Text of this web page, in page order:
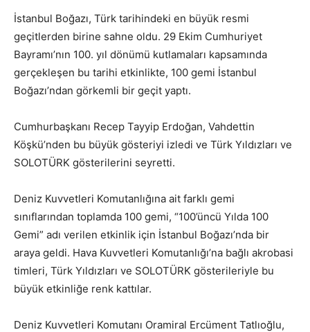
İstanbul Boğazı, Türk tarihindeki en büyük resmi
geçitlerden birine sahne oldu. 29 Ekim Cumhuriyet
Bayramı’nın 100. yıl dönümü kutlamaları kapsamında
gerçekleşen bu tarihi etkinlikte, 100 gemi İstanbul
Boğazı’ndan görkemli bir geçit yaptı.
Cumhurbaşkanı Recep Tayyip Erdoğan, Vahdettin
Köşkü’nden bu büyük gösteriyi izledi ve Türk Yıldızları ve
SOLOTÜRK gösterilerini seyretti.
Deniz Kuvvetleri Komutanlığına ait farklı gemi
sınıflarından toplamda 100 gemi, “100’üncü Yılda 100
Gemi” adı verilen etkinlik için İstanbul Boğazı’nda bir
araya geldi. Hava Kuvvetleri Komutanlığı’na bağlı akrobasi
timleri, Türk Yıldızları ve SOLOTÜRK gösterileriyle bu
büyük etkinliğe renk kattılar.
Deniz Kuvvetleri Komutanı Oramiral Ercüment Tatlıoğlu,